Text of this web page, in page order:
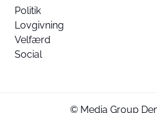
Politik
Lovgivning
Velfærd
Social
© Media Group